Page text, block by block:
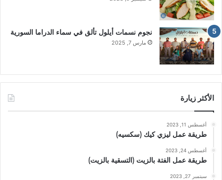
نجوم نسمات أيلول تألق في سماء الدراما السورية
مارس 7, 2025
الأكثر زيارة
أغسطس 11, 2023
طريقة عمل ليزي كيك (سكسيه)
أغسطس 24, 2023
طريقة عمل الفتة بالزيت (التسقية بالزيت)
سبتمبر 27, 2023